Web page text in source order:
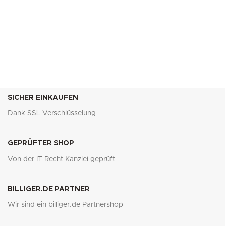
SICHER EINKAUFEN
Dank SSL Verschlüsselung
GEPRÜFTER SHOP
Von der IT Recht Kanzlei geprüft
BILLIGER.DE PARTNER
Wir sind ein billiger.de Partnershop